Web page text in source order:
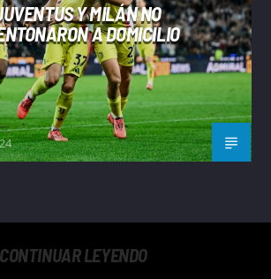
Y MILÁN NO
A DOMICILIO
CONTINUAR LEYENDO